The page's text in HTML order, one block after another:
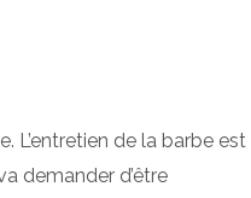
L’entretien de la barbe est
demander d’être